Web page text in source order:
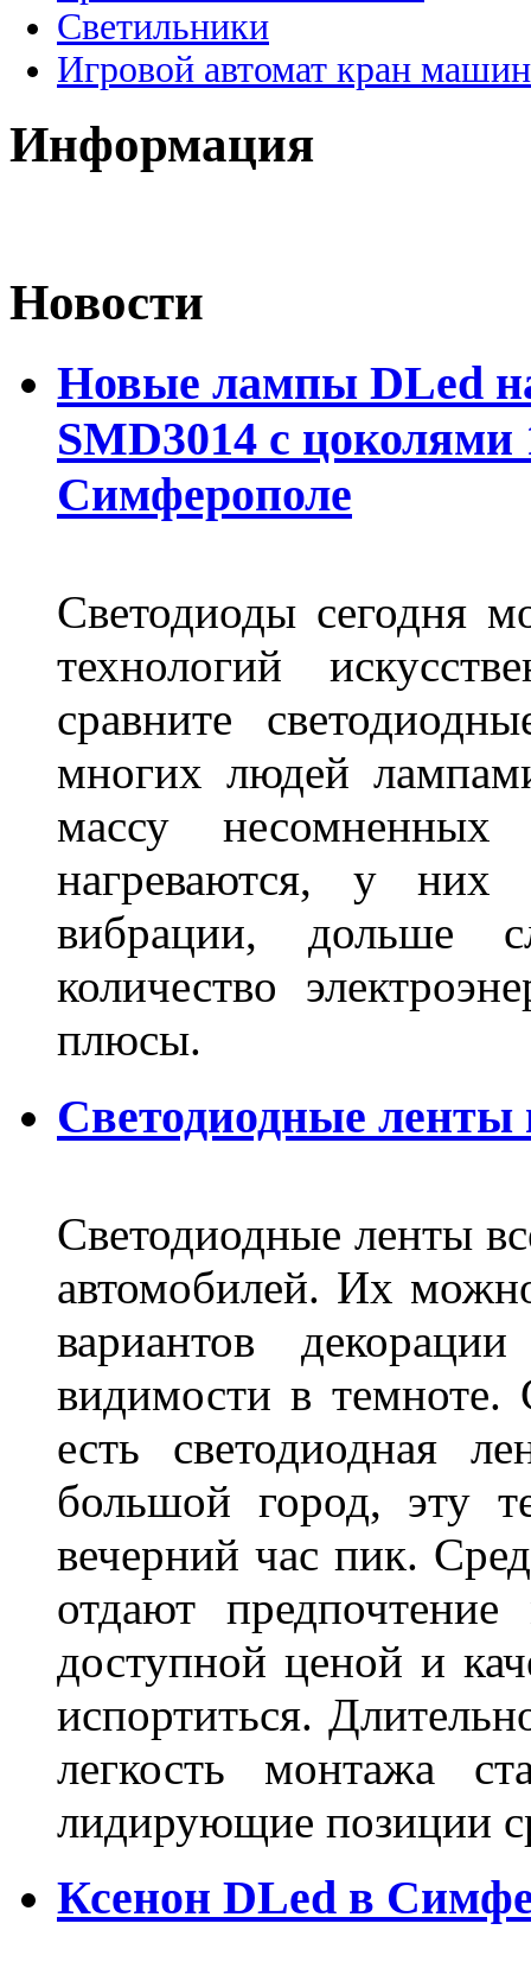
Светильники
Игровой автомат кран
Информация
Новости
Новые лампы DLed
SMD3014 с цоколями
Симферополе
Светодиоды сегодня
технологий
сравните
многих людей
массу
нагреваются, у них
вибрации, дольше
количество
плюсы.
Светодиодные
Светодиодные ленты
автомобилей. Их
вариантов
видимости в темноте.
есть светодиодная
большой город, эту
вечерний час пик.
отдают
доступной ценой и
испортиться.
легкость монтажа
лидирующие
Ксенон DLed в